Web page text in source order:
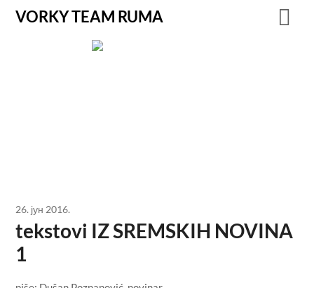
VORKY TEAM RUMA
26. јун 2016.
tekstovi IZ SREMSKIH NOVINA
1